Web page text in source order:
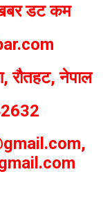
खबर डट कम
रौतहट, नेपाल